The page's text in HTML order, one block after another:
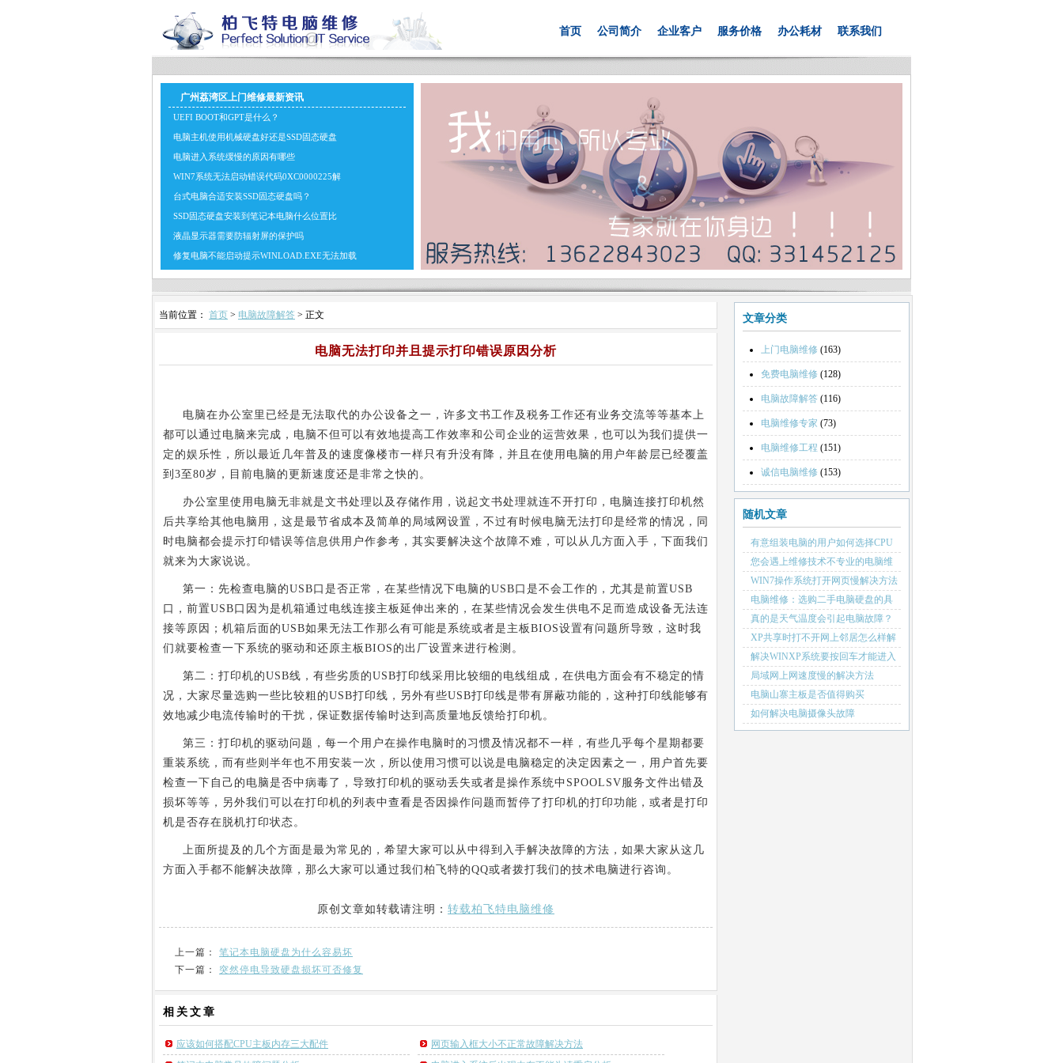
首页 公司简介 企业客户 服务价格 办公耗材 联系我们
广州荔湾区上门维修最新资讯
UEFI BOOT和GPT是什么？
电脑主机使用机械硬盘好还是SSD固态硬盘
电脑进入系统缓慢的原因有哪些
WIN7系统无法启动错误代码0XC0000225解
台式电脑合适安装SSD固态硬盘吗？
SSD固态硬盘安装到笔记本电脑什么位置比
液晶显示器需要防辐射屏的保护吗
修复电脑不能启动提示WINLOAD.EXE无法加载
当前位置： 首页 > 电脑故障解答 > 正文
电脑无法打印并且提示打印错误原因分析
电脑在办公室里已经是无法取代的办公设备之一，许多文书工作及税务工作还有业务交流等等基本上
都可以通过电脑来完成，电脑不但可以有效地提高工作效率和公司企业的运营效果，也可以为我们提供一
定的娱乐性，所以最近几年普及的速度像楼市一样只有升没有降，并且在使用电脑的用户年龄层已经覆盖
到3至80岁，目前电脑的更新速度还是非常之快的。
办公室里使用电脑无非就是文书处理以及存储作用，说起文书处理就连不开打印，电脑连接打印机然
后共享给其他电脑用，这是最节省成本及简单的局域网设置，不过有时候电脑无法打印是经常的情况，同
时电脑都会提示打印错误等信息供用户作参考，其实要解决这个故障不难，可以从几方面入手，下面我们
就来为大家说说。
第一：先检查电脑的USB口是否正常，在某些情况下电脑的USB口是不会工作的，尤其是前置USB
口，前置USB口因为是机箱通过电线连接主板延伸出来的，在某些情况会发生供电不足而造成设备无法连
接等原因；机箱后面的USB如果无法工作那么有可能是系统或者是主板BIOS设置有问题所导致，这时我
们就要检查一下系统的驱动和还原主板BIOS的出厂设置来进行检测。
第二：打印机的USB线，有些劣质的USB打印线采用比较细的电线组成，在供电方面会有不稳定的情
况，大家尽量选购一些比较粗的USB打印线，另外有些USB打印线是带有屏蔽功能的，这种打印线能够有
效地减少电流传输时的干扰，保证数据传输时达到高质量地反馈给打印机。
第三：打印机的驱动问题，每一个用户在操作电脑时的习惯及情况都不一样，有些几乎每个星期都要
重装系统，而有些则半年也不用安装一次，所以使用习惯可以说是电脑稳定的决定因素之一，用户首先要
检查一下自己的电脑是否中病毒了，导致打印机的驱动丢失或者是操作系统中SPOOLSV服务文件出错及
损坏等等，另外我们可以在打印机的列表中查看是否因操作问题而暂停了打印机的打印功能，或者是打印
机是否存在脱机打印状态。
上面所提及的几个方面是最为常见的，希望大家可以从中得到入手解决故障的方法，如果大家从这几
方面入手都不能解决故障，那么大家可以通过我们柏飞特的QQ或者拨打我们的技术电脑进行咨询。
原创文章如转载请注明： 转载柏飞特电脑维修
上一篇： 笔记本电脑硬盘为什么容易坏
下一篇： 突然停电导致硬盘损坏可否修复
相关 文章
应该如何搭配CPU主板内存三大配件
网页输入框大小不正常故障解决方法
文章分类
上门电脑维修 (163)
免费电脑维修 (128)
电脑故障解答 (116)
电脑维修专家 (73)
电脑维修工程 (151)
诚信电脑维修 (153)
随机文章
有意组装电脑的用户如何选择CPU
用散装还是盒装？
您会遇上维修技术不专业的电脑维
修游击队吗？
WIN7操作系统打开网页慢解决方法
电脑维修：选购二手电脑硬盘的具
体方法
真的是天气温度会引起电脑故障？
XP共享时打不开网上邻居怎么样解
决
解决WINXP系统要按回车才能进入
桌面
局域网上网速度慢的解决方法
电脑山寨主板是否值得购买
如何解决电脑摄像头故障